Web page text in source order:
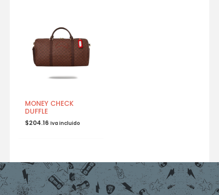
MONEY CHECK
DUFFLE
$204.16 Iva incluido